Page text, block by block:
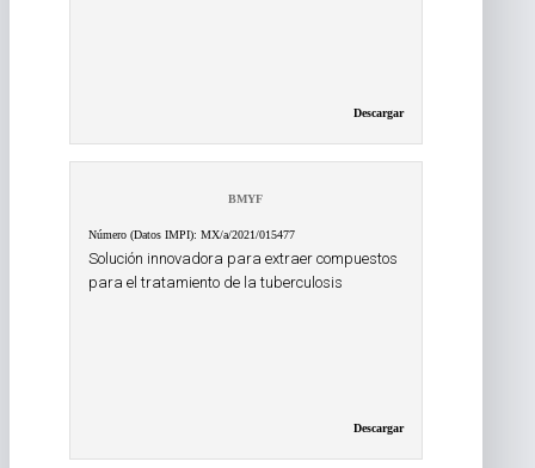
Descargar
BMYF
Número (Datos IMPI): MX/a/2021/015477
Solución innovadora para extraer compuestos
para el tratamiento de la tuberculosis
Descargar